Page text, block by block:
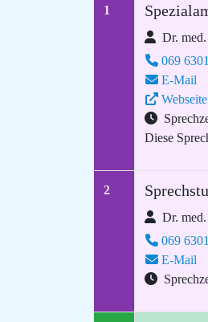
1
Dr.
069
E-Mail
Webseite
Diese
2
Dr.
069
E-Mail